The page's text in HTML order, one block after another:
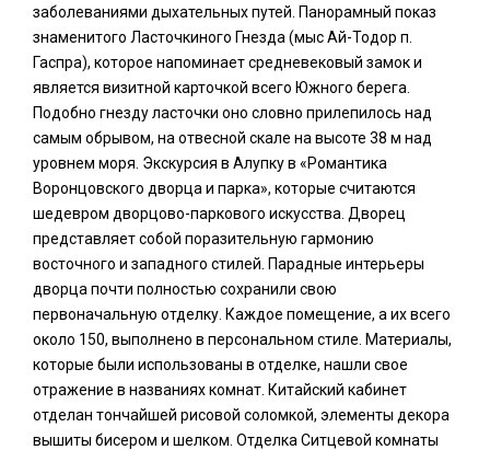
заболеваниями дыхательных путей. Панорамный показ
знаменитого Ласточкиного Гнезда (мыс Ай-Тодор п.
Гаспра), которое напоминает средневековый замок и
является визитной карточкой всего Южного берега.
Подобно гнезду ласточки оно словно прилепилось над
самым обрывом, на отвесной скале на высоте 38 м над
уровнем моря. Экскурсия в Алупку в «Романтика
Воронцовского дворца и парка», которые считаются
шедевром дворцово-паркового искусства. Дворец
представляет собой поразительную гармонию
восточного и западного стилей. Парадные интерьеры
дворца почти полностью сохранили свою
первоначальную отделку. Каждое помещение, а их всего
около 150, выполнено в персональном стиле. Материалы,
которые были использованы в отделке, нашли свое
отражение в названиях комнат. Китайский кабинет
отделан тончайшей рисовой соломкой, элементы декора
вышиты бисером и шелком. Отделка Ситцевой комнаты